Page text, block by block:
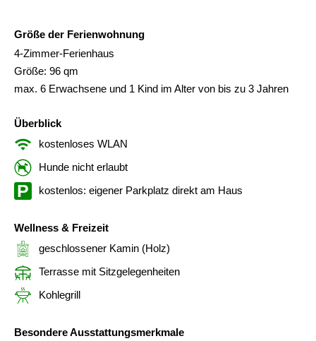
Größe der Ferienwohnung
4-Zimmer-Ferienhaus
Größe: 96 qm
max. 6 Erwachsene und 1 Kind im Alter von bis zu 3 Jahren
Überblick
kostenloses WLAN
Hunde nicht erlaubt
kostenlos: eigener Parkplatz direkt am Haus
Wellness & Freizeit
geschlossener Kamin (Holz)
Terrasse mit Sitzgelegenheiten
Kohlegrill
Besondere Ausstattungsmerkmale